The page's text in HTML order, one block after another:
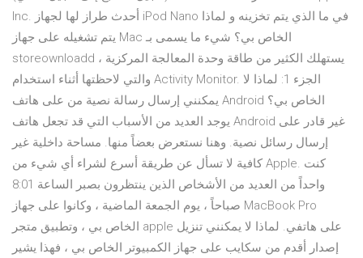
Inc. أحدث طراز لها لجهاز iPod Nano في ما الذي يتم تخزينه و لماذا
يتم تشغيله على جهاز Mac الخاص بي؟ شيء ما يسمى بـ
storeownloadd يستهلك الكثير من طاقة وحدة المعالجة المركزية ،
والتي لاحظتها أثناء استخدام Activity Monitor. الجزء 1: لماذا لا
يمكنني إرسال رسالة نصية من على هاتف Android الخاص بي؟
يوجد العديد من الأسباب التي قد تجعل هاتف Android غير قادر على
إرسال رسائل نصية. وهنا نستعرض بعضاً منها. مساحة داخلية غير
كافية لا تسأل عن طريقة أسرع لشراء أي شيء من Apple. كنت
واحداً من العديد من الأشخاص الذين ينتظرون بصبر الساعة 8:01
صباحاً ، يوم الجمعة الماضية ، وكانوا على جهاز MacBook Pro
الخاص بي ، وتطبيق متجر apple على هاتفي. لماذا لا يمكنني تنزيل
إصدار أقدم من سكايب على جهاز الكمبيوتر الخاص بي ، فهذا يشير